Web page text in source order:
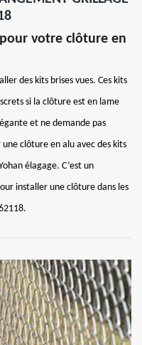
votre clôture en
des kits brises vues. Ces kits
si la clôture est en lame
et ne demande pas
clôture en alu avec des kits
élagage. C’est un
installer une clôture dans les